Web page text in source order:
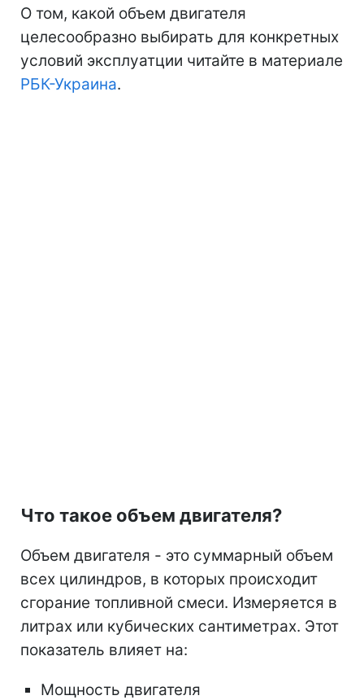
О том, какой объем двигателя
целесообразно выбирать для конкретных
условий эксплуатции читайте в материале
РБК-Украина.
Что такое объем двигателя?
Объем двигателя - это суммарный объем
всех цилиндров, в которых происходит
сгорание топливной смеси. Измеряется в
литрах или кубических сантиметрах. Этот
показатель влияет на:
Мощность двигателя